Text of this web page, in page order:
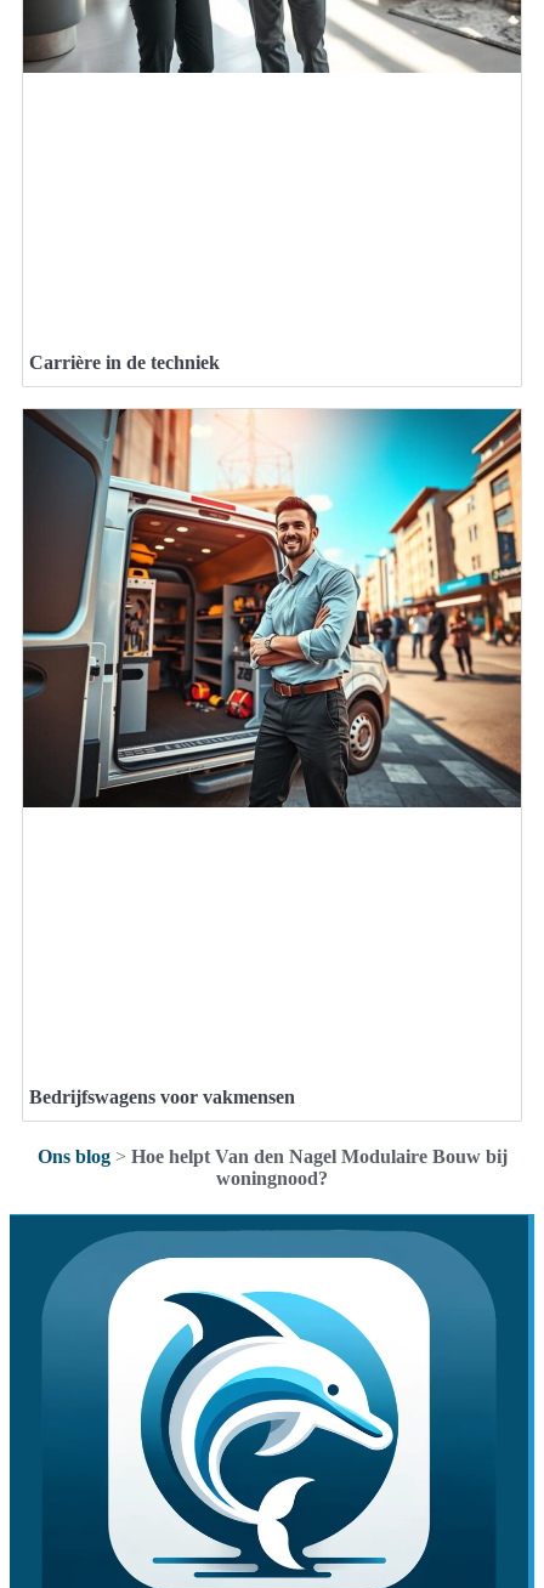
Carrière in de techniek
Bedrijfswagens voor vakmensen
Ons blog> Hoe helpt Van den Nagel Modulaire Bouw bij
woningnood?